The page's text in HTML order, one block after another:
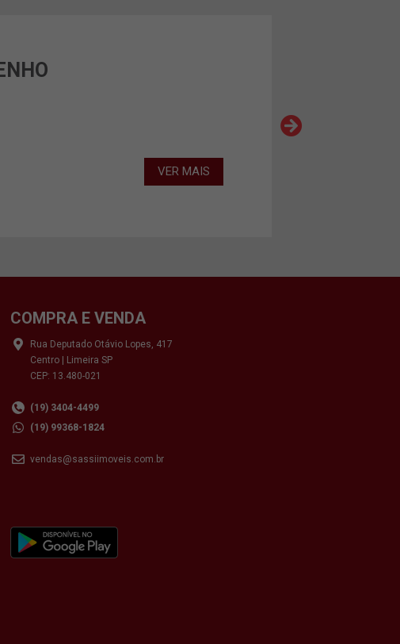
VER MAIS
COMPRA E VENDA
Rua Deputado Otávio Lopes, 417
Centro | Limeira SP
CEP: 13.480-021
(19) 3404-4499
(19) 99368-1824
vendas@sassiimoveis.com.br